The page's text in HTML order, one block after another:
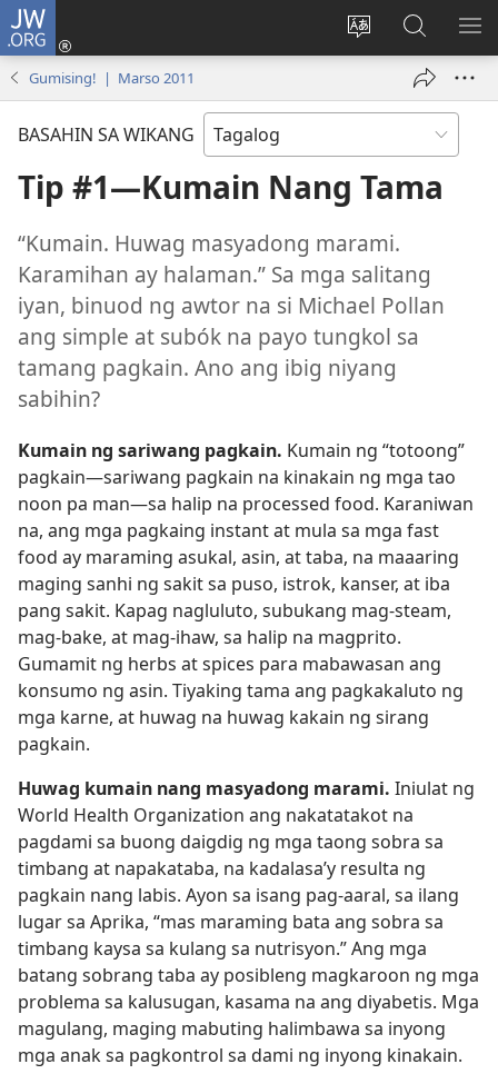
JW.ORG
Baguhin
ng
Mag-
log
bubukas
bagong
window)
sa
JW.ORG
Gumising! | Marso 2011
BASAHIN SA WIKANG
Tip #1—Kumain Nang Tama
“Kumain. Huwag masyadong marami.
Karamihan ay halaman.” Sa mga salitang
iyan, binuod ng awtor na si Michael Pollan
ang simple at subók na payo tungkol sa
tamang pagkain. Ano ang ibig niyang
sabihin?
Kumain ng sariwang pagkain. Kumain ng “totoong”
pagkain​—sariwang pagkain na kinakain ng mga tao
noon pa man​—sa halip na processed food. Karaniwan
na, ang mga pagkaing instant at mula sa mga fast
food ay maraming asukal, asin, at taba, na maaaring
maging sanhi ng sakit sa puso, istrok, kanser, at iba
pang sakit. Kapag nagluluto, subukang mag-steam,
mag-bake, at mag-ihaw, sa halip na magprito.
Gumamit ng herbs at spices para mabawasan ang
konsumo ng asin. Tiyaking tama ang pagkakaluto ng
mga karne, at huwag na huwag kakain ng sirang
pagkain.
Huwag kumain nang masyadong marami. Iniulat ng
World Health Organization ang nakatatakot na
pagdami sa buong daigdig ng mga taong sobra sa
timbang at napakataba, na kadalasa’y resulta ng
pagkain nang labis. Ayon sa isang pag-aaral, sa ilang
lugar sa Aprika, “mas maraming bata ang sobra sa
timbang kaysa sa kulang sa nutrisyon.” Ang mga
batang sobrang taba ay posibleng magkaroon ng mga
problema sa kalusugan, kasama na ang diyabetis. Mga
magulang, maging mabuting halimbawa sa inyong
mga anak sa pagkontrol sa dami ng inyong kinakain.